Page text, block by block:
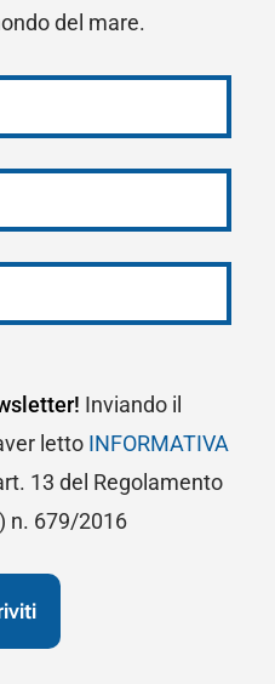
del mare.
Inviando il
letto INFORMATIVA
13 del Regolamento
n. 679/2016